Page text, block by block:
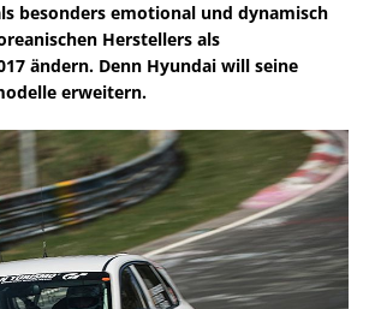
besonders emotional und dynamisch
Herstellers als
ändern. Denn Hyundai will seine
erweitern.